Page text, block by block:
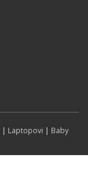
| Laptopovi | Baby